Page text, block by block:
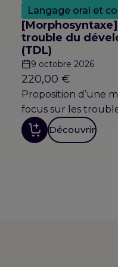
Langage oral et
trouble du
(TDL)
9 octobre 2026
220,00 €
Proposition d’une
focus sur les
Découvrir